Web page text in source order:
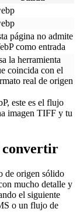
página no admite
como entrada
la herramienta
coincida con el
real de origen
este es el flujo
imagen TIFF y tu
convertir
de origen sólido
mucho detalle y
el siguiente
o un flujo de